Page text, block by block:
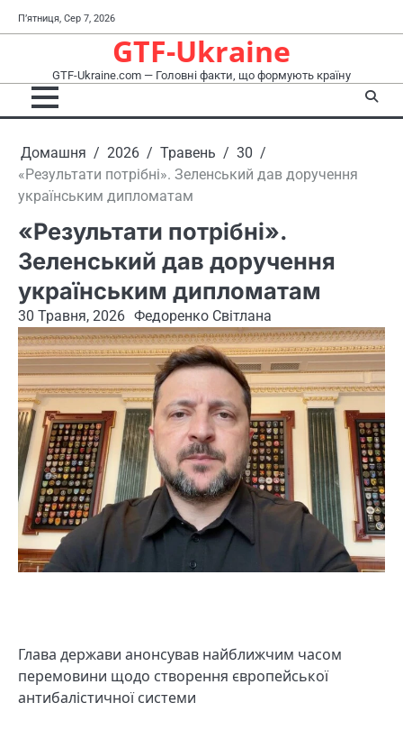
до
П’ятниця, Сер 7, 2026
GTF-Ukraine
GTF-Ukraine.com — Головні факти, що формують країну
Домашня 2026 Травень
30
«Результати потрібні». Зеленський дав доручення
українським дипломатам
«Результати потрібні».
Зеленський дав доручення
українським дипломатам
30 Травня, 2026 Федоренко Світлана
Глава держави анонсував найближчим часом
перемовини щодо створення європейської
антибалістичної системи